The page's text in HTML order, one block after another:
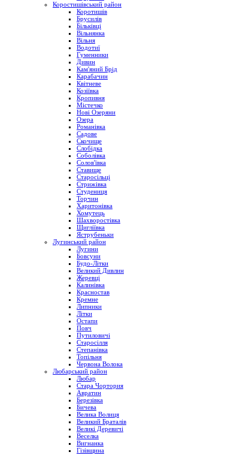
Коростишівський район
Коротишів
Брусилів
Більківці
Вільнянка
Вільня
Водотиї
Гуменники
Дивин
Кам'яний Брід
Карабачин
Квітневе
Козіївка
Кропивня
Містечко
Нові Озеряни
Озера
Романівка
Садове
Скочище
Слобідка
Соболівка
Солов'ївка
Ставище
Старосільці
Стрижівка
Студениця
Торчин
Харитонівка
Хомутець
Шахворостівка
Щигліївка
Яструбеньки
Лугинський район
Лугини
Бовсуни
Будо-Літки
Великий Дивлин
Жеревці
Калинівка
Красностав
Кремне
Липники
Літки
Остапи
Повч
Путиловичі
Старосілля
Степанівка
Топільня
Червона Волока
Любарський район
Любар
Стара Чортория
Авратин
Березівка
Бичева
Велика Волиця
Великий Браталів
Великі Деревичі
Веселка
Вигнанка
Гізівщина